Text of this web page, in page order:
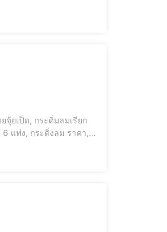
จุ้ยเป็ด, กระดิ่มลมเรียก
แท่ง, กระดิ่งลม ราคา,